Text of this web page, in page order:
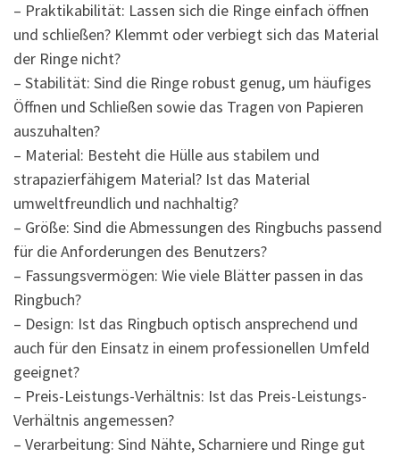
– Praktikabilität: Lassen sich die Ringe einfach öffnen
und schließen? Klemmt oder verbiegt sich das Material
der Ringe nicht?
– Stabilität: Sind die Ringe robust genug, um häufiges
Öffnen und Schließen sowie das Tragen von Papieren
auszuhalten?
– Material: Besteht die Hülle aus stabilem und
strapazierfähigem Material? Ist das Material
umweltfreundlich und nachhaltig?
– Größe: Sind die Abmessungen des Ringbuchs passend
für die Anforderungen des Benutzers?
– Fassungsvermögen: Wie viele Blätter passen in das
Ringbuch?
– Design: Ist das Ringbuch optisch ansprechend und
auch für den Einsatz in einem professionellen Umfeld
geeignet?
– Preis-Leistungs-Verhältnis: Ist das Preis-Leistungs-
Verhältnis angemessen?
– Verarbeitung: Sind Nähte, Scharniere und Ringe gut